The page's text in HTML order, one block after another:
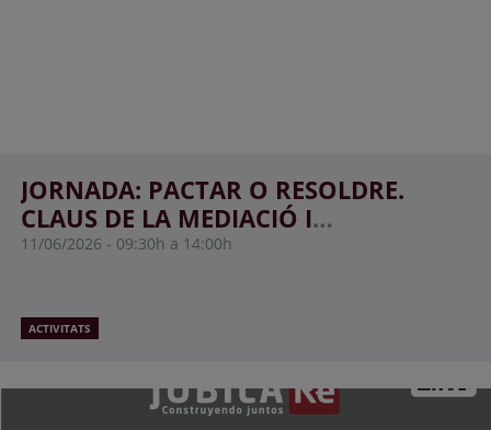
JORNADA: PACTAR O RESOLDRE.
CLAUS DE LA MEDIACIÓ I
L'ARBITRATGE IMMOBILIARI
11/06/2026 09:30h a 14:00h
ACTIVITATS